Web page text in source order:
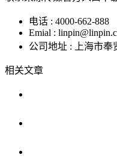
电话 : 4000-662-888
Emial :
公司地址 : 上海市奉
相关文章